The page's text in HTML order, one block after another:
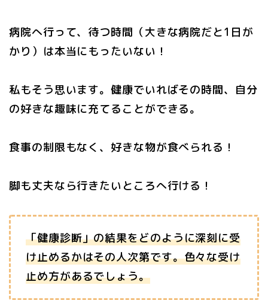
病院へ行って、待つ時間（大きな病院だと1日が
かり）は本当にもったいない！
私もそう思います。健康でいればその時間、自分
の好きな趣味に充てることができる。
食事の制限もなく、好きな物が食べられる！
脚も丈夫なら行きたいところへ行ける！
「健康診断」の結果をどのように深刻に受
け止めるかはその人次第です。色々な受け
止め方があるでしょう。